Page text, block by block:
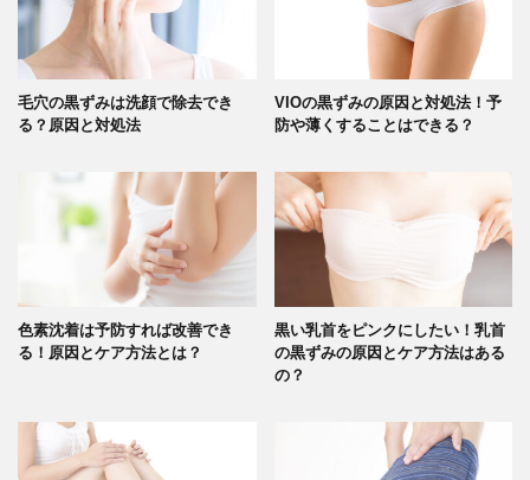
毛穴の黒ずみは洗顔で除去でき
る？原因と対処法
VIOの黒ずみの原因と対処法！予
防や薄くすることはできる？
色素沈着は予防すれば改善でき
る！原因とケア方法とは？
黒い乳首をピンクにしたい！乳首
の黒ずみの原因とケア方法はある
の？